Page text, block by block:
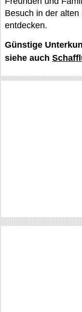
Besuch in der
entdecken.
Günstige
siehe auch